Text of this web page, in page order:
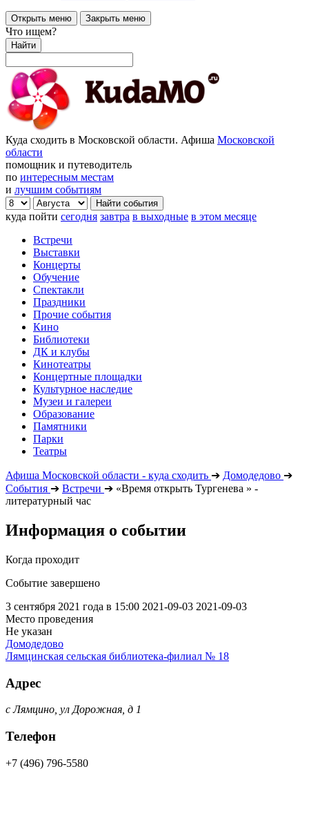
Открыть меню Закрыть меню
Что ищем?
Найти
Куда сходить в Московской области. Афиша Московской
области
помощник и путеводитель
по интересным местам
и лучшим событиям
куда пойти сегодня завтра в выходные в этом месяце
Встречи
Выставки
Концерты
Обучение
Спектакли
Праздники
Прочие события
Кино
Библиотеки
ДК и клубы
Кинотеатры
Концертные площадки
Культурное наследие
Музеи и галереи
Образование
Памятники
Парки
Театры
Афиша Московской области - куда сходить ➔ Домодедово ➔
События ➔ Встречи ➔ «Время открыть Тургенева » -
литературный час
Информация о событии
Когда проходит
Событие завершено
3 сентября 2021 года в 15:00 2021-09-03 2021-09-03
Место проведения
Не указан
Домодедово
Лямцинская сельская библиотека-филиал № 18
Адрес
с Лямцино, ул Дорожная, д 1
Телефон
+7 (496) 796-5580